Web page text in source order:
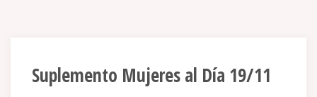
Suplemento Mujeres al Día 19/11